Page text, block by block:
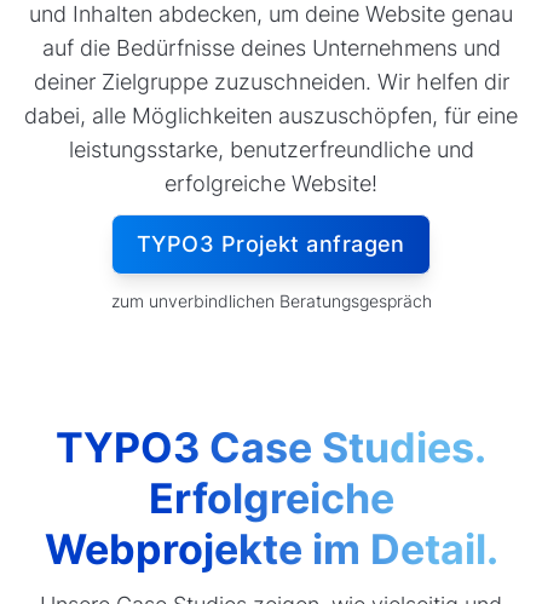
und Inhalten abdecken, um deine Website genau
auf die Bedürfnisse deines Unternehmens und
deiner Zielgruppe zuzuschneiden. Wir helfen dir
dabei, alle Möglichkeiten auszuschöpfen, für eine
leistungsstarke, benutzerfreundliche und
erfolgreiche Website!
TYPO3 Projekt anfragen
zum unverbindlichen Beratungsgespräch
TYPO3 Case Studies.
Erfolgreiche
Webprojekte im Detail.